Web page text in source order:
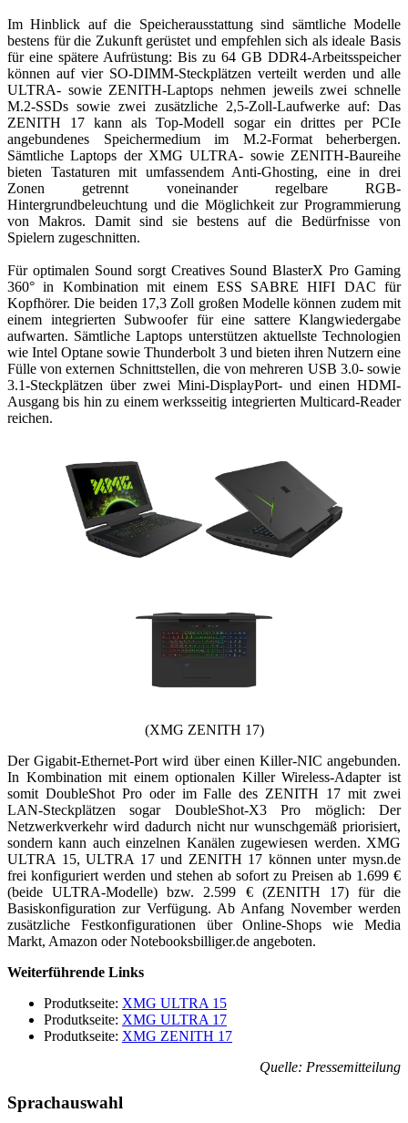
Im Hinblick auf die Speicherausstattung sind sämtliche Modelle
bestens für die Zukunft gerüstet und empfehlen sich als ideale Basis
für eine spätere Aufrüstung: Bis zu 64 GB DDR4-Arbeitsspeicher
können auf vier SO-DIMM-Steckplätzen verteilt werden und alle
ULTRA- sowie ZENITH-Laptops nehmen jeweils zwei schnelle
M.2-SSDs sowie zwei zusätzliche 2,5-Zoll-Laufwerke auf: Das
ZENITH 17 kann als Top-Modell sogar ein drittes per PCIe
angebundenes Speichermedium im M.2-Format beherbergen.
Sämtliche Laptops der XMG ULTRA- sowie ZENITH-Baureihe
bieten Tastaturen mit umfassendem Anti-Ghosting, eine in drei
Zonen getrennt voneinander regelbare RGB-
Hintergrundbeleuchtung und die Möglichkeit zur Programmierung
von Makros. Damit sind sie bestens auf die Bedürfnisse von
Spielern zugeschnitten.
Für optimalen Sound sorgt Creatives Sound BlasterX Pro Gaming
360° in Kombination mit einem ESS SABRE HIFI DAC für
Kopfhörer. Die beiden 17,3 Zoll großen Modelle können zudem mit
einem integrierten Subwoofer für eine sattere Klangwiedergabe
aufwarten. Sämtliche Laptops unterstützen aktuellste Technologien
wie Intel Optane sowie Thunderbolt 3 und bieten ihren Nutzern eine
Fülle von externen Schnittstellen, die von mehreren USB 3.0- sowie
3.1-Steckplätzen über zwei Mini-DisplayPort- und einen HDMI-
Ausgang bis hin zu einem werksseitig integrierten Multicard-Reader
reichen.
(XMG ZENITH 17)
Der Gigabit-Ethernet-Port wird über einen Killer-NIC angebunden.
In Kombination mit einem optionalen Killer Wireless-Adapter ist
somit DoubleShot Pro oder im Falle des ZENITH 17 mit zwei
LAN-Steckplätzen sogar DoubleShot-X3 Pro möglich: Der
Netzwerkverkehr wird dadurch nicht nur wunschgemäß priorisiert,
sondern kann auch einzelnen Kanälen zugewiesen werden. XMG
ULTRA 15, ULTRA 17 und ZENITH 17 können unter mysn.de
frei konfiguriert werden und stehen ab sofort zu Preisen ab 1.699 €
(beide ULTRA-Modelle) bzw. 2.599 € (ZENITH 17) für die
Basiskonfiguration zur Verfügung. Ab Anfang November werden
zusätzliche Festkonfigurationen über Online-Shops wie Media
Markt, Amazon oder Notebooksbilliger.de angeboten.
Weiterführende Links
Produtkseite: XMG ULTRA 15
Produtkseite: XMG ULTRA 17
Produtkseite: XMG ZENITH 17
Quelle: Pressemitteilung
Sprachauswahl